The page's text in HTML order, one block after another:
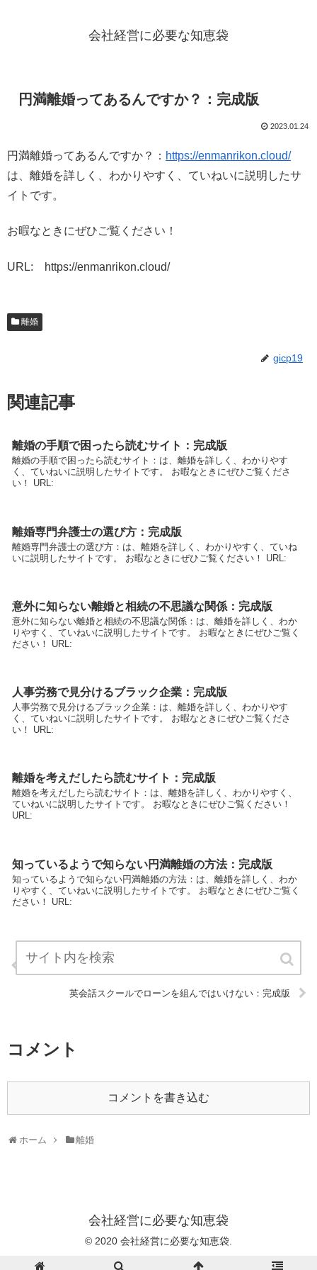
会社経営に必要な知恵袋
円満離婚ってあるんですか？：完成版
2023.01.24
円満離婚ってあるんですか？： https://enmanrikon.cloud/
は、離婚を詳しく、わかりやすく、ていねいに説明したサ
イトです。
お暇なときにぜひご覧ください！
URL: https://enmanrikon.cloud/
離婚
gicp19
関連記事
離婚の手順で困ったら読むサイト：完成版
離婚の手順で困ったら読むサイト：は、離婚を詳しく、わかりやす
く、ていねいに説明したサイトです。 お暇なときにぜひご覧くださ
い！ URL:
離婚専門弁護士の選び方：完成版
離婚専門弁護士の選び方：は、離婚を詳しく、わかりやすく、ていね
いに説明したサイトです。 お暇なときにぜひご覧ください！ URL:
意外に知らない離婚と相続の不思議な関係：完成版
意外に知らない離婚と相続の不思議な関係：は、離婚を詳しく、わか
りやすく、ていねいに説明したサイトです。 お暇なときにぜひご覧く
ださい！ URL:
人事労務で見分けるブラック企業：完成版
人事労務で見分けるブラック企業：は、離婚を詳しく、わかりやす
く、ていねいに説明したサイトです。 お暇なときにぜひご覧くださ
い！ URL:
離婚を考えだしたら読むサイト：完成版
離婚を考えだしたら読むサイト：は、離婚を詳しく、わかりやすく、
ていねいに説明したサイトです。 お暇なときにぜひご覧ください！
URL:
知っているようで知らない円満離婚の方法：完成版
知っているようで知らない円満離婚の方法：は、離婚を詳しく、わか
りやすく、ていねいに説明したサイトです。 お暇なときにぜひご覧く
ださい！ URL:
私が骨盤矯正を始めた理由：完成版
英会話スクールでローンを組んではいけない：完成版
コメント
コメントを書き込む
ホーム 離婚
会社経営に必要な知恵袋
© 2020 会社経営に必要な知恵袋.